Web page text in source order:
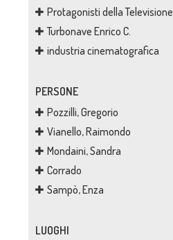
Protagonisti della Televisione
Turbonave Enrico C.
industria cinematografica
PERSONE
Pozzilli, Gregorio
Vianello, Raimondo
Mondaini, Sandra
Corrado
Sampò, Enza
LUOGHI